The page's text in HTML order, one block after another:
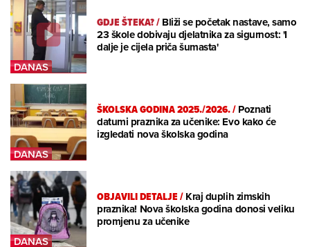
GDJE ŠTEKA?/Bliži se početak nastave, samo
23 škole dobivaju djelatnika za sigurnost: 'I
dalje je cijela priča šumasta'
ŠKOLSKA GODINA 2025./2026./Poznati
datumi praznika za učenike: Evo kako će
izgledati nova školska godina
OBJAVILI DETALJE/Kraj duplih zimskih
praznika! Nova školska godina donosi veliku
promjenu za učenike